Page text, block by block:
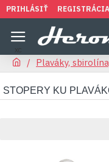
PRIHLÁSIŤ REGISTRÁCIA
Plaváky,
STOPERY KU